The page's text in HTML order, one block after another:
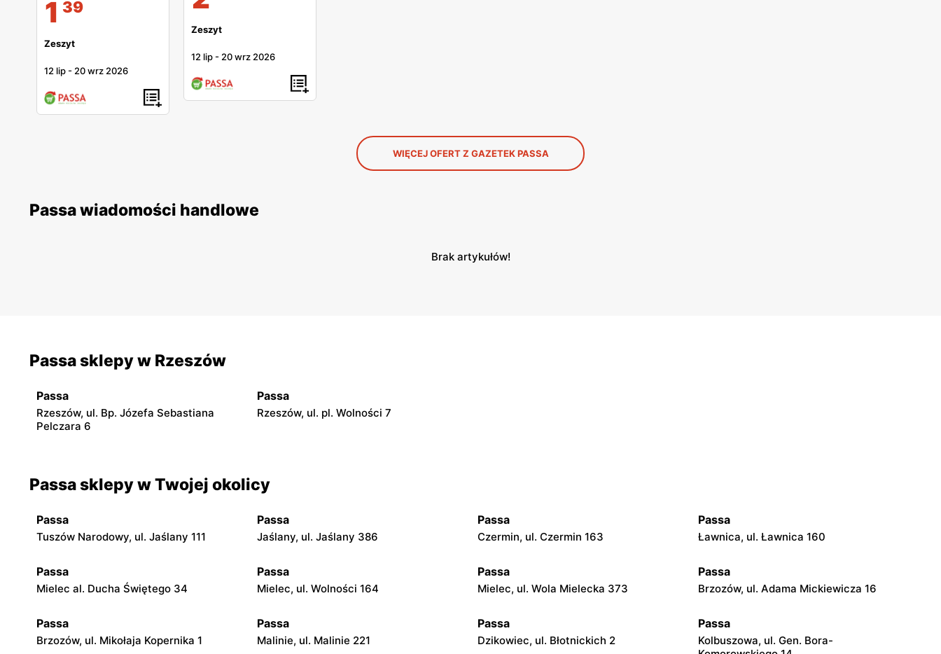
1 39
Zeszyt
12 lip - 20 wrz 2026
Zeszyt
12 lip - 20 wrz 2026
WIĘCEJ OFERT Z GAZETEK PASSA
Passa wiadomości handlowe
Brak artykułów!
Passa sklepy w Rzeszów
Passa
Rzeszów, ul. Bp. Józefa Sebastiana
Pelczara 6
Passa
Rzeszów, ul. pl. Wolności 7
Passa sklepy w Twojej okolicy
Passa
Tuszów Narodowy, ul. Jaślany 111
Passa
Jaślany, ul. Jaślany 386
Passa
Czermin, ul. Czermin 163
Passa
Ławnica, ul. Ławnica 160
Passa
Mielec al. Ducha Świętego 34
Passa
Mielec, ul. Wolności 164
Passa
Mielec, ul. Wola Mielecka 373
Passa
Brzozów, ul. Adama Mickiewicza 16
Passa
Brzozów, ul. Mikołaja Kopernika 1
Passa
Malinie, ul. Malinie 221
Passa
Dzikowiec, ul. Błotnickich 2
Passa
Kolbuszowa, ul. Gen. Bora-